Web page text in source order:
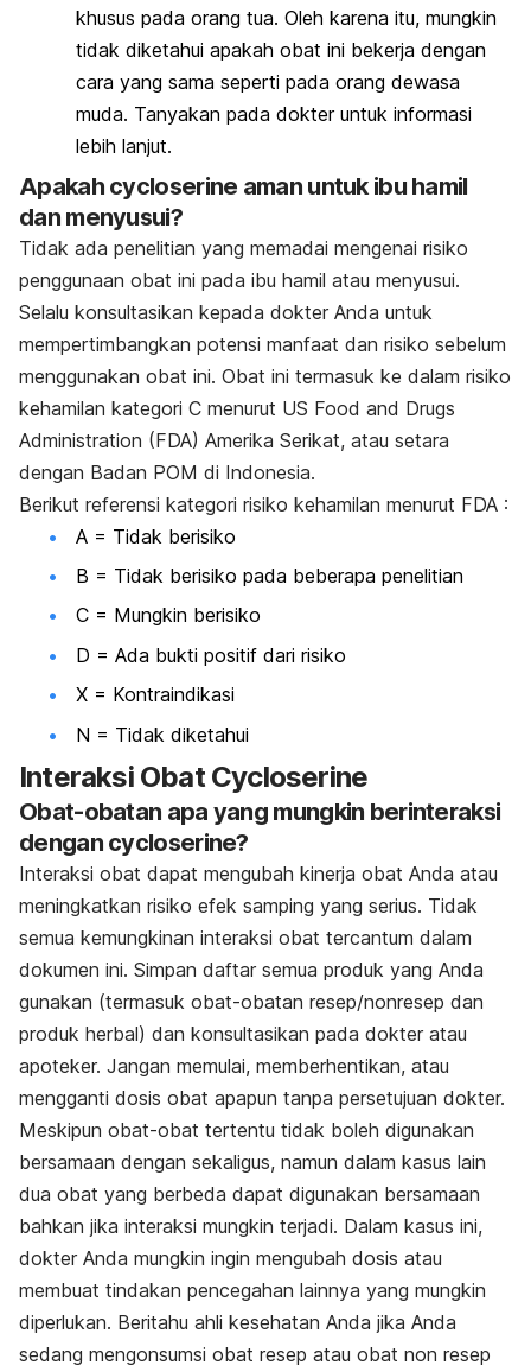
khusus pada orang tua. Oleh karena itu, mungkin
tidak diketahui apakah obat ini bekerja dengan
cara yang sama seperti pada orang dewasa
muda. Tanyakan pada dokter untuk informasi
lebih lanjut.
Apakah cycloserine aman untuk ibu hamil
dan menyusui?
Tidak ada penelitian yang memadai mengenai risiko
penggunaan obat ini pada ibu hamil atau menyusui.
Selalu konsultasikan kepada dokter Anda untuk
mempertimbangkan potensi manfaat dan risiko sebelum
menggunakan obat ini. Obat ini termasuk ke dalam risiko
kehamilan kategori C menurut US Food and Drugs
Administration (FDA) Amerika Serikat, atau setara
dengan Badan POM di Indonesia.
Berikut referensi kategori risiko kehamilan menurut FDA :
A = Tidak berisiko
B = Tidak berisiko pada beberapa penelitian
C = Mungkin berisiko
D = Ada bukti positif dari risiko
X = Kontraindikasi
N = Tidak diketahui
Interaksi Obat Cycloserine
Obat-obatan apa yang mungkin berinteraksi
dengan cycloserine?
Interaksi obat dapat mengubah kinerja obat Anda atau
meningkatkan risiko efek samping yang serius. Tidak
semua kemungkinan interaksi obat tercantum dalam
dokumen ini. Simpan daftar semua produk yang Anda
gunakan (termasuk obat-obatan resep/nonresep dan
produk herbal) dan konsultasikan pada dokter atau
apoteker. Jangan memulai, memberhentikan, atau
mengganti dosis obat apapun tanpa persetujuan dokter.
Meskipun obat-obat tertentu tidak boleh digunakan
bersamaan dengan sekaligus, namun dalam kasus lain
dua obat yang berbeda dapat digunakan bersamaan
bahkan jika interaksi mungkin terjadi. Dalam kasus ini,
dokter Anda mungkin ingin mengubah dosis atau
membuat tindakan pencegahan lainnya yang mungkin
diperlukan. Beritahu ahli kesehatan Anda jika Anda
sedang mengonsumsi obat resep atau obat non resep